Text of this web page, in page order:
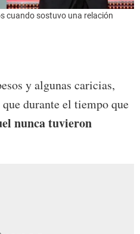
cuando sostuvo una relación
y algunas caricias,
que durante el tiempo que
nunca tuvieron